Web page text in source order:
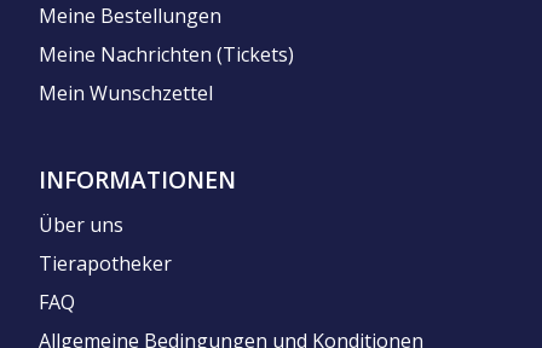
Meine Bestellungen
Meine Nachrichten (Tickets)
Mein Wunschzettel
INFORMATIONEN
Über uns
Tierapotheker
FAQ
Allgemeine Bedingungen und Konditionen